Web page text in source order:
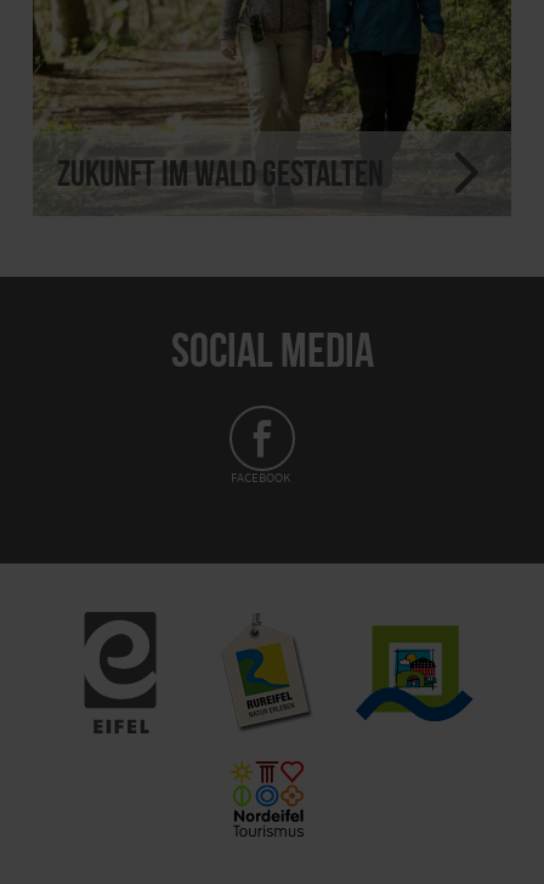
Zukunft im Wald gestalten
SOCIAL MEDIA
FACEBOOK